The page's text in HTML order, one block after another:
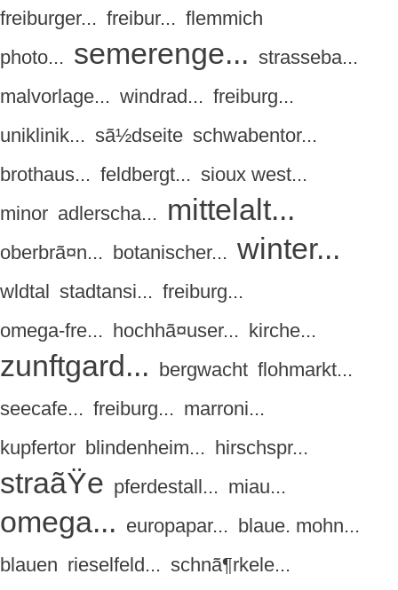
freiburger... freibur... flemmich
photo... semerenge... strasseba...
malvorlage... windrad... freiburg...
uniklinik... sã½dseite schwabentor...
brothaus... feldbergt... sioux west...
minor adlerscha... mittelalt...
oberbrã¤n... botanischer... winter...
wldtal stadtansi... freiburg...
omega-fre... hochhã¤user... kirche...
zunftgard... bergwacht flohmarkt...
seecafe... freiburg... marroni...
kupfertor blindenheim... hirschspr...
straãŸe pferdestall... miau...
omega... europapar... blaue. mohn...
blauen rieselfeld... schnã¶rkele...